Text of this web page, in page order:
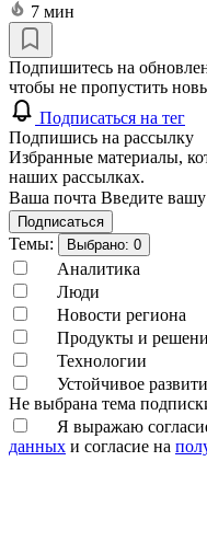
7 мин
Подпишитесь на
чтобы не пропустить
Подписаться на тег
Подпишись на рассылку
Избранные материалы,
наших рассылках.
Ваша почта Введите
Подписаться
Темы: Выбрано: 0
Аналитика
Люди
Новости региона
Продукты и
Технологии
Устойчивое
Не выбрана тема
Я выражаю
данных и согласие на